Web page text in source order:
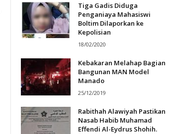
Tiga Gadis Diduga
Penganiaya Mahasiswi
Boltim Dilaporkan ke
Kepolisian
18/02/2020
Kebakaran Melahap Bagian
Bangunan MAN Model
Manado
25/12/2019
Rabithah Alawiyah Pastikan
Nasab Habib Muhamad
Effendi Al-Eydrus Shohih.